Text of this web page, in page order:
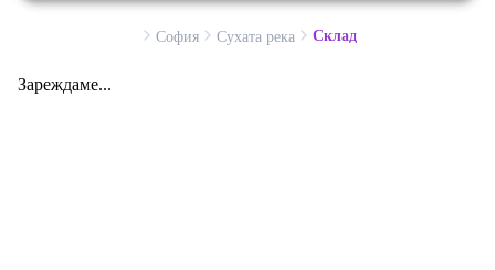
София Сухата река Склад
Зареждаме...